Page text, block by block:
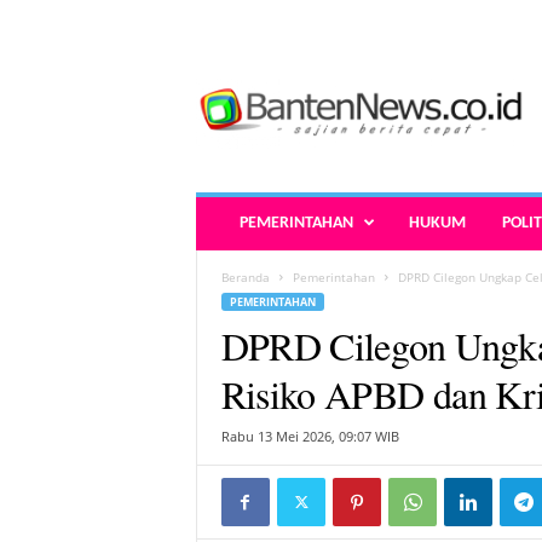
n
-
PEMERINTAHAN HUKUM
Beranda Pemerintahan DPRD Cilegon Ungkap
PEMERINTAHAN
DPRD Cilegon
Risiko APBD dan
Rabu 13 Mei 2026, 09:07 WIB